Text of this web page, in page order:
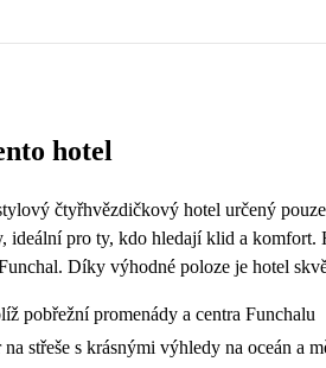
hotel
čtyřhvězdičkový hotel určený
ideální pro ty, kdo hledají klid a komfort.
Díky výhodné poloze je hotel
pobřežní promenády a centra Funchalu
střeše s krásnými výhledy na oceán a